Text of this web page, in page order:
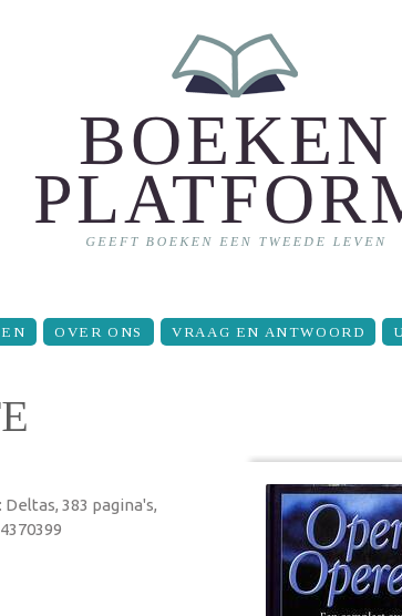
OVER ONS VRAAG EN ANTWOORD
383 pagina's,